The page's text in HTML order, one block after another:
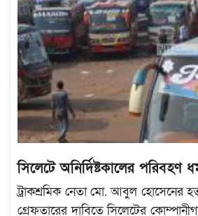
সিলেটে অনির্দিষ্টকালের পরিবহণ
ট্রাকশ্রমিক নেতা মো. আবুল হোসেনের
গ্রেফতারের দাবিতে সিলেটের